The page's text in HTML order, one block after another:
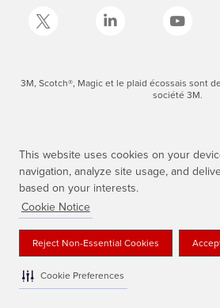
This website uses cookies on your
navigation, analyze site usage, and
based on your interests.
Cookie Notice
Reject Non-Essential Cookies
Cookie Preferences
3M, Scotch®, Magic et le plaid écossais sont
société 3M.